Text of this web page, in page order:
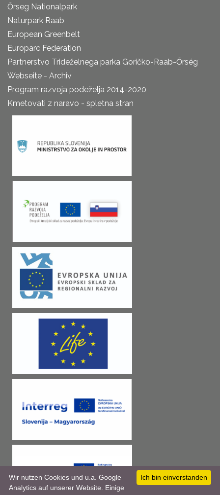
Őrseg Nationalpark
Naturpark Raab
European Greenbelt
Europarc Federation
Partnerstvo Trideželnega parka Goričko-Raab-Őrség
Webseite - Archiv
Program razvoja podeželja 2014-2020
Kmetovati z naravo - spletna stran
Ich bin einverstanden
Wir nutzen Cookies und u.a. Google
Analytics auf unserer Website. Einige